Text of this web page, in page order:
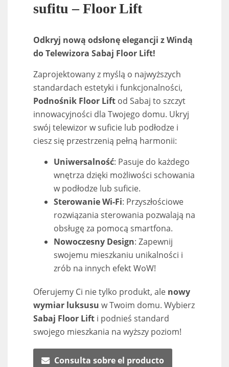
sufitu – Floor Lift
Odkryj nową odsłonę elegancji z Windą
do Telewizora Sabaj Floor Lift!
Zaprojektowany z myślą o najwyższych
standardach estetyki i funkcjonalności,
Podnośnik Floor Lift od Sabaj to szczyt
innowacyjności dla Twojego domu. Ukryj
swój telewizor w suficie lub podłodze i
ciesz się przestrzenią pełną harmonii:
Uniwersalność: Pasuje do każdego
wnętrza dzięki możliwości schowania
w podłodze lub suficie.
Sterowanie Wi-Fi: Przyszłościowe
rozwiązania sterowania pozwalają na
obsługę za pomocą smartfona.
Nowoczesny Design: Zapewnij
swojemu mieszkaniu unikalności i
zrób na innych efekt WoW!
Oferujemy Ci nie tylko produkt, ale nowy
wymiar luksusu w Twoim domu. Wybierz
Sabaj Floor Lift i podnieś standard
swojego mieszkania na wyższy poziom!
Consulta sobre el producto